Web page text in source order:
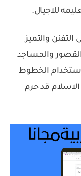
للاجيال.
والتميز
القصور والمساجد
إستخدام الخطوط
قد حرم